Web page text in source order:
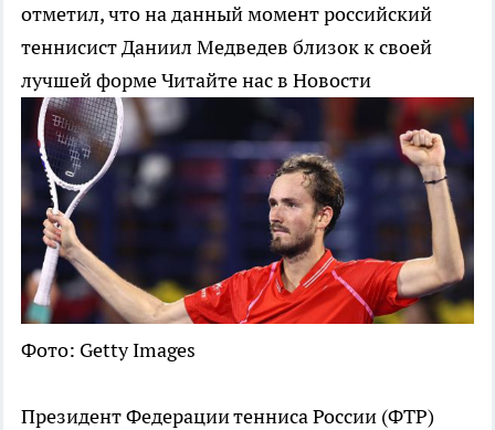
отметил, что на данный момент российский
теннисист Даниил Медведев близок к своей
лучшей формеЧитайте нас в Новости
Фото: Getty Images
Президент Федерации тенниса России (ФТР)